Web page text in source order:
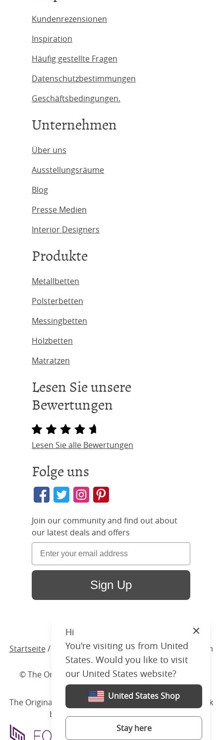
Kundenrezensionen
Inspiration
Häufig gestellte Fragen
Datenschutzbestimmungen
Geschäftsbedingungen.
Unternehmen
Über uns
Ausstellungsräume
Blog
Presse Medien
Interior Designers
Produkte
Metallbetten
Polsterbetten
Messingbetten
Holzbetten
Matratzen
Lesen Sie unsere
Bewertungen
Lesen Sie alle Bewertungen
Folge uns
Join our community and find out about
our latest deals and offers
Sign Up
Startseite/ Produkte /Bett/Polsterbett / Hanwell Slim
© The Original Bedstead Co. (2026) Company No.
03662796 VAT No. 726 3896 02
The Original Bed Co.
is rated4.8stars by Reviews.co.uk
based on2274merchant reviews
Hi
You're visiting us from United
States. Would you like to visit
our United States website?
United States Shop
Stay here
Close